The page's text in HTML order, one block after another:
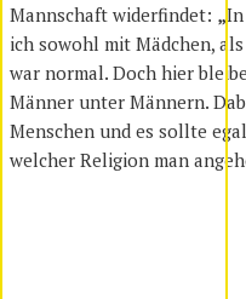
Mannschaft widerfindet: „
ich sowohl mit Mädchen,
war normal. Doch hier
Männer unter Männern.
Menschen und es sollte
welcher Religion man